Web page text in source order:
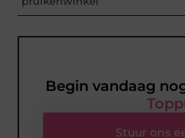
Begin vandaag
Stuur ons